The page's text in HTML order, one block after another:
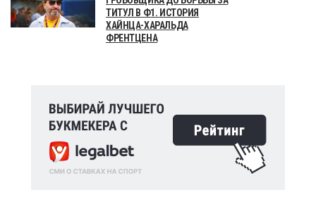
ТИТУЛ В Ф1. ИСТОРИЯ
ХАЙНЦА-ХАРАЛЬДА
ФРЕНТЦЕНА